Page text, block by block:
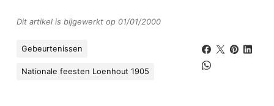
Dit artikel is bijgewerkt op 01/01/2000
Gebeurtenissen
Nationale feesten Loenhout 1905